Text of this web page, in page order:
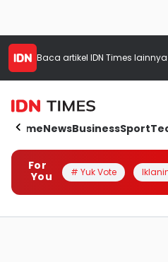
Baca artikel IDN Times lainnya
HomeNewsBusinessSport
For
You
# Yuk Vote